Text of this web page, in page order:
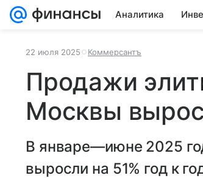
Аналитика
22 июля 2025 Коммерсантъ
Продажи
Москвы
В январе—июне 2025
выросли на 51% год к